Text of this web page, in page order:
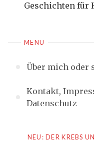
Geschichten für
MENU
Über mich oder
Kontakt,
Datenschutz
NEU: DER KREBS